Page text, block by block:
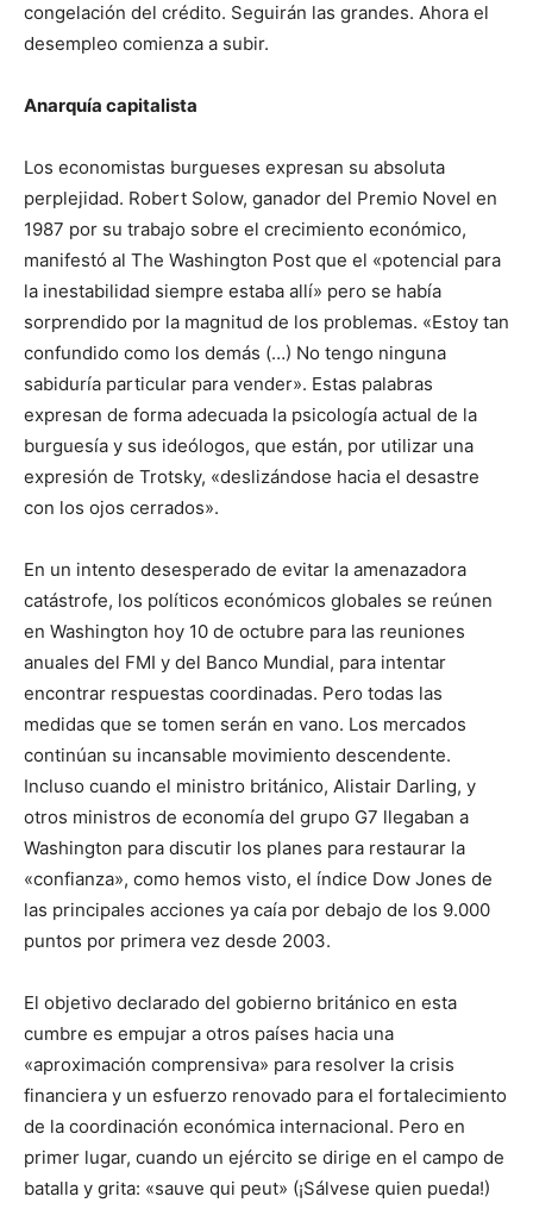
congelación del crédito. Seguirán las grandes. Ahora el
desempleo comienza a subir.
Anarquía capitalista
Los economistas burgueses expresan su absoluta
perplejidad. Robert Solow, ganador del Premio Novel en
1987 por su trabajo sobre el crecimiento económico,
manifestó al The Washington Post que el «potencial para
la inestabilidad siempre estaba allí» pero se había
sorprendido por la magnitud de los problemas. «Estoy tan
confundido como los demás (…) No tengo ninguna
sabiduría particular para vender». Estas palabras
expresan de forma adecuada la psicología actual de la
burguesía y sus ideólogos, que están, por utilizar una
expresión de Trotsky, «deslizándose hacia el desastre
con los ojos cerrados».
En un intento desesperado de evitar la amenazadora
catástrofe, los políticos económicos globales se reúnen
en Washington hoy 10 de octubre para las reuniones
anuales del FMI y del Banco Mundial, para intentar
encontrar respuestas coordinadas. Pero todas las
medidas que se tomen serán en vano. Los mercados
continúan su incansable movimiento descendente.
Incluso cuando el ministro británico, Alistair Darling, y
otros ministros de economía del grupo G7 llegaban a
Washington para discutir los planes para restaurar la
«confianza», como hemos visto, el índice Dow Jones de
las principales acciones ya caía por debajo de los 9.000
puntos por primera vez desde 2003.
El objetivo declarado del gobierno británico en esta
cumbre es empujar a otros países hacia una
«aproximación comprensiva» para resolver la crisis
financiera y un esfuerzo renovado para el fortalecimiento
de la coordinación económica internacional. Pero en
primer lugar, cuando un ejército se dirige en el campo de
batalla y grita: «sauve qui peut» (¡Sálvese quien pueda!)